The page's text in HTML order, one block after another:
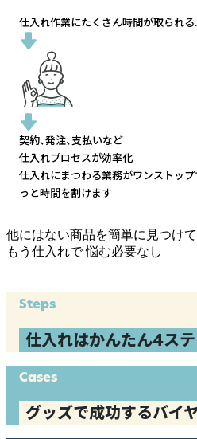
仕入れ作業にたくさん時間が取られる
契約、発注、支払いなど
仕入れプロセスが効率化
仕入れにまつわる業務がワンストップ
っと時間を割けます
他にはない商品を簡単に見つけて
もう仕入れで悩む必要なし
Steps
仕入れはかんたん4ス
Cases
グッズで成功するバイ